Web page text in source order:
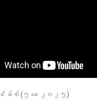
းမ်စ် (၅ မေ ၂၀၂၅)